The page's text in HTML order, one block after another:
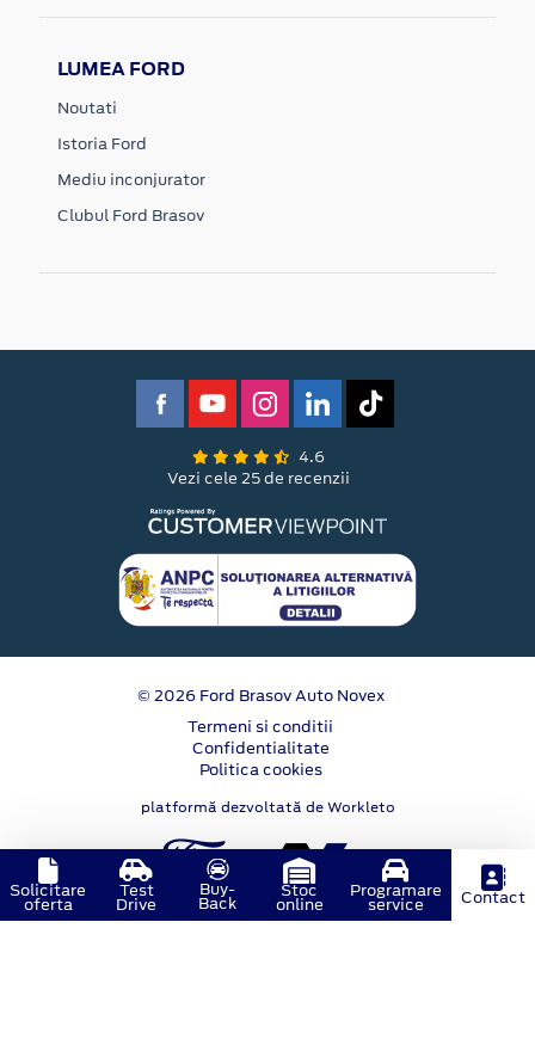
LUMEA FORD
Noutati
Istoria Ford
Mediu inconjurator
Clubul Ford Brasov
4.6
Vezi cele 25 de recenzii
© 2026 Ford Brasov Auto Novex
Termeni si conditii
Confidentialitate
Politica cookies
platformă dezvoltată de Workleto
Solicitare
oferta
Test
Drive
Buy-
Back
Stoc
online
Programare
service Contact